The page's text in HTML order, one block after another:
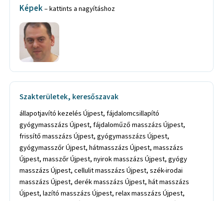
Képek– kattints a nagyításhoz
Szakterületek, keresőszavak
állapotjavító kezelés Újpest, fájdalomcsillapító
gyógymasszázs Újpest, fájdaloműző masszázs Újpest,
frissítő masszázs Újpest, gyógymasszázs Újpest,
gyógymasszőr Újpest, hátmasszázs Újpest, masszázs
Újpest, masszőr Újpest, nyirok masszázs Újpest, gyógy
masszázs Újpest, cellulit masszázs Újpest, szék-irodai
masszázs Újpest, derék masszázs Újpest, hát masszázs
Újpest, lazító masszázs Újpest, relax masszázs Újpest,